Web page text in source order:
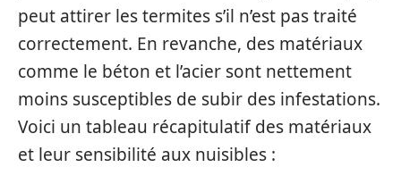
peut attirer les termites s’il n’est pas traité
correctement. En revanche, des matériaux
comme le béton et l’acier sont nettement
moins susceptibles de subir des infestations.
Voici un tableau récapitulatif des matériaux
et leur sensibilité aux nuisibles :